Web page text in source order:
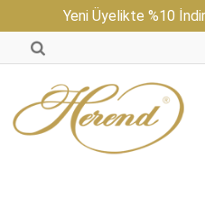
Yeni Üyelikte %10